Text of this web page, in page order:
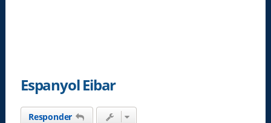
Espanyol Eibar
Responder